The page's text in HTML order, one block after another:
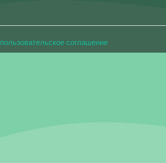
пользовательское соглашение